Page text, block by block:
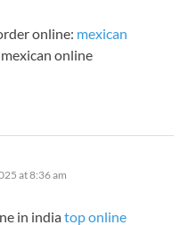
online: mexican
online
at 8:36 am
in indiatop online